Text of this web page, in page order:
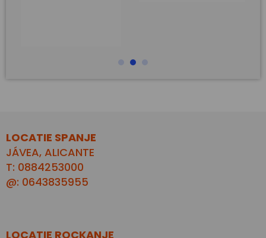
LOCATIE SPANJE
JÁVEA, ALICANTE
T: 0884253000
@: 0643835955
LOCATIE ROCKANJE